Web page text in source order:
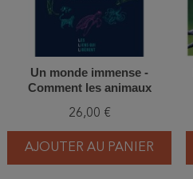
Un monde immense -
Comment les animaux
26,00 €
AJOUTER AU PANIER